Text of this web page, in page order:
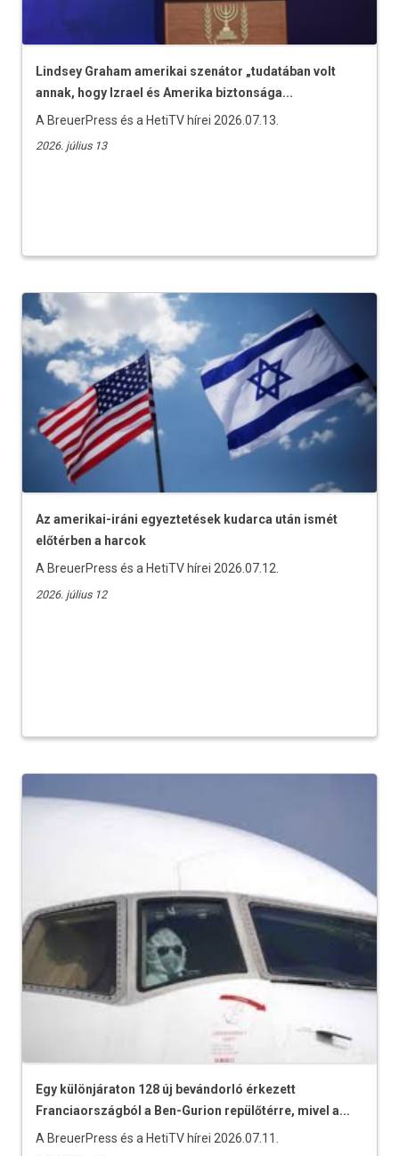
Lindsey Graham amerikai szenátor „tudatában volt
annak, hogy Izrael és Amerika biztonsága...
A BreuerPress és a HetiTV hírei 2026.07.13.
2026. július 13
Az amerikai-iráni egyeztetések kudarca után ismét
előtérben a harcok
A BreuerPress és a HetiTV hírei 2026.07.12.
2026. július 12
Egy különjáraton 128 új bevándorló érkezett
Franciaországból a Ben-Gurion repülőtérre, mivel a...
A BreuerPress és a HetiTV hírei 2026.07.11.